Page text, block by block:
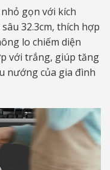
gọn với kích
32.3cm, thích hợp
lo chiếm diện
với trắng, giúp tăng
nướng của gia đình